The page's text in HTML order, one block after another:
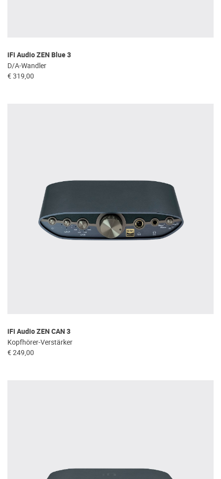
iFi Audio ZEN Blue 3
D/A-Wandler
€ 319,00
iFi Audio ZEN CAN 3
Kopfhörer-Verstärker
€ 249,00